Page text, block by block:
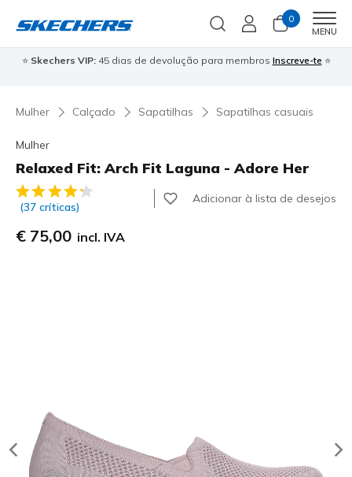
0
MENU
⭐ Skechers VIP:45 dias de devolução para membros Inscreve-te ⭐
Mulher Calçado Sapatilhas Sapatilhas casuais
Mulher
Relaxed Fit: Arch Fit Laguna - Adore Her
5 de 5 – Classificação do cliente
(37 críticas)
Adicionar à lista de desejos
€ 75,00 incl. IVA